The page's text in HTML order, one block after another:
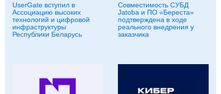
UserGate вступил в
Ассоциацию высоких
технологий и цифровой
инфраструктуры
Республики Беларусь
Совместимость СУБД
Jatoba и ПО «Береста»
подтверждена в ходе
реального внедрения у
заказчика